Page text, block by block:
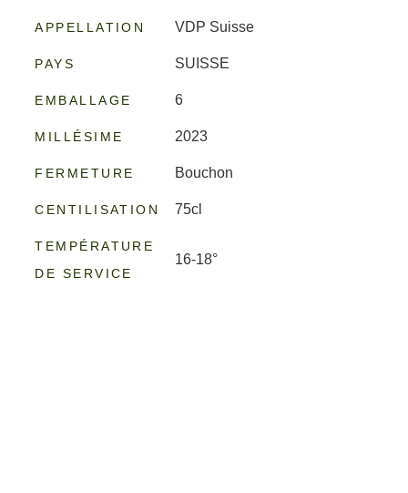
APPELLATION VDP Suisse
PAYS SUISSE
EMBALLAGE 6
MILLÉSIME 2023
FERMETURE Bouchon
CENTILISATION 75cl
TEMPÉRATURE
DE SERVICE
16-18°